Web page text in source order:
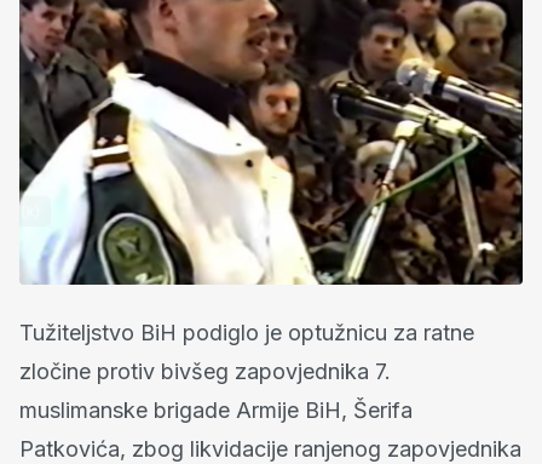
Tužiteljstvo BiH podiglo je optužnicu za ratne
zločine protiv bivšeg zapovjednika 7.
muslimanske brigade Armije BiH, Šerifa
Patkovića, zbog likvidacije ranjenog zapovjednika